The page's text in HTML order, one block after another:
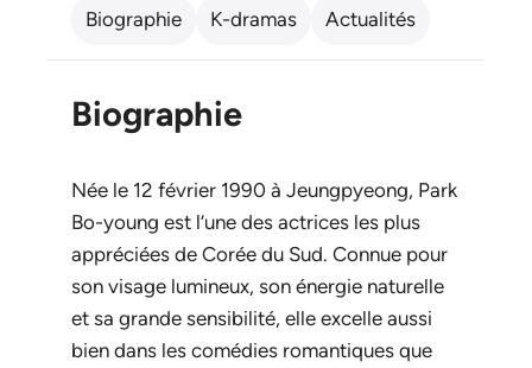
Biographie K-dramas Actualités
Biographie
Née le 12 février 1990 à Jeungpyeong, Park
Bo-young est l’une des actrices les plus
appréciées de Corée du Sud. Connue pour
son visage lumineux, son énergie naturelle
et sa grande sensibilité, elle excelle aussi
bien dans les comédies romantiques que